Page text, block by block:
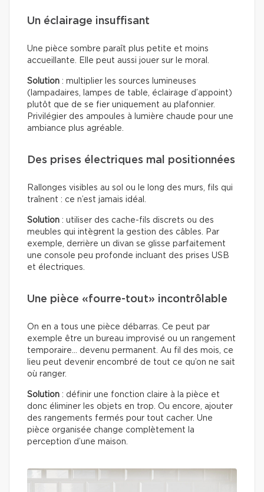
Un éclairage insuffisant
Une pièce sombre paraît plus petite et moins
accueillante. Elle peut aussi jouer sur le moral.
Solution : multiplier les sources lumineuses
(lampadaires, lampes de table, éclairage d’appoint)
plutôt que de se fier uniquement au plafonnier.
Privilégier des ampoules à lumière chaude pour une
ambiance plus agréable.
Des prises électriques mal positionnées
Rallonges visibles au sol ou le long des murs, fils qui
traînent : ce n’est jamais idéal.
Solution : utiliser des cache-fils discrets ou des
meubles qui intègrent la gestion des câbles. Par
exemple, derrière un divan se glisse parfaitement
une console peu profonde incluant des prises USB
et électriques.
Une pièce «fourre-tout» incontrôlable
On en a tous une pièce débarras. Ce peut par
exemple être un bureau improvisé ou un rangement
temporaire… devenu permanent. Au fil des mois, ce
lieu peut devenir encombré de tout ce qu’on ne sait
où ranger.
Solution : définir une fonction claire à la pièce et
donc éliminer les objets en trop. Ou encore, ajouter
des rangements fermés pour tout cacher. Une
pièce organisée change complètement la
perception d’une maison.